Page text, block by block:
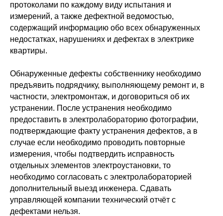
протоколами по каждому виду испытания и
измерений, а также дефектной ведомостью,
содержащий информацию обо всех обнаруженных
недостатках, нарушениях и дефектах в электрике
квартиры.
Обнаруженные дефекты собственнику необходимо
предъявить подрядчику, выполняющему ремонт и, в
частности, электромонтаж, и договориться об их
устранении. После устранения необходимо
предоставить в электролабораторию фотографии,
подтверждающие факту устранения дефектов, а в
случае если необходимо проводить повторные
измерения, чтобы подтвердить исправность
отдельных элементов электроустановки, то
необходимо согласовать с электролабораторией
дополнительный выезд инженера. Сдавать
управляющей компании технический отчёт с
дефектами нельзя.